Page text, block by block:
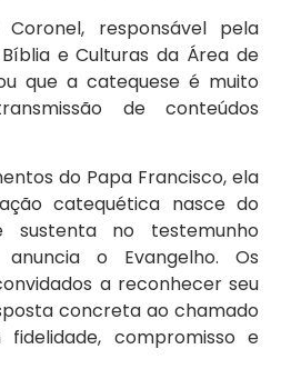
responsável pela
e Culturas da Área de
que a catequese é muito
de conteúdos
do Papa Francisco, ela
catequética nasce do
no testemunho
o Evangelho. Os
a reconhecer seu
concreta ao chamado
compromisso e